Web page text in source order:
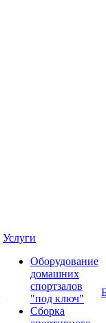
Услуги
Оборудование
домашних
спортзалов
"под ключ"
Сборка